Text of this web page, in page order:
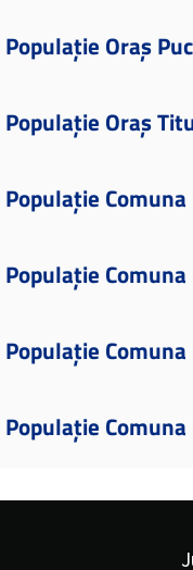
Populație Oraș
Populație Oraș
Populație
Populație
Populație
Populație